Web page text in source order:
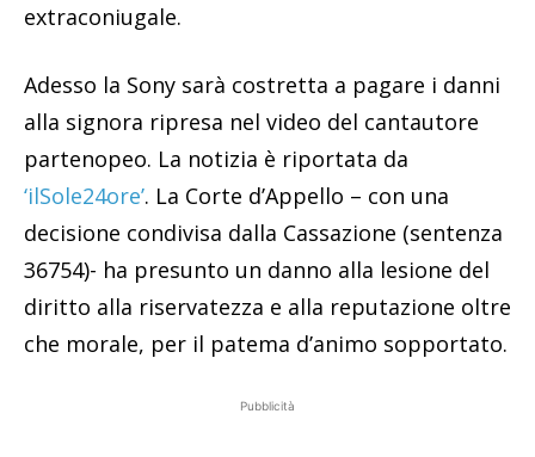
extraconiugale.
Adesso la Sony sarà costretta a pagare i danni
alla signora ripresa nel video del cantautore
partenopeo. La notizia è riportata da
‘ilSole24ore’. La Corte d’Appello – con una
decisione condivisa dalla Cassazione (sentenza
36754)- ha presunto un danno alla lesione del
diritto alla riservatezza e alla reputazione oltre
che morale, per il patema d’animo sopportato.
Pubblicità